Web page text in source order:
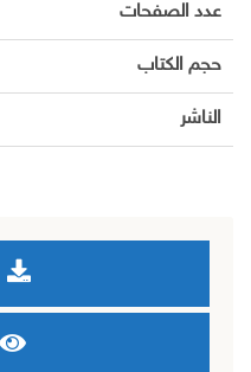
عدد الصفحات
حجم الكتاب
الناشر